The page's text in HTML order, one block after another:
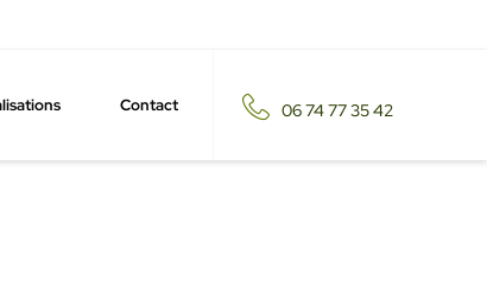
Contact 06 74 77 35 42